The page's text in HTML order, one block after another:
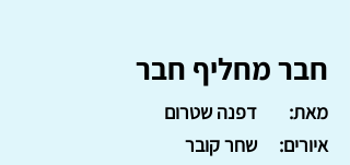
חבר מחליף חבר
דפנה שטרום
מאת:
שחר קובר
איורים: